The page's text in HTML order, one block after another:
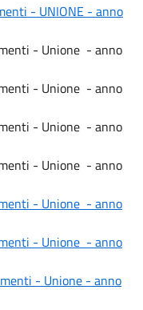
- UNIONE - anno
- Unione - anno
- Unione - anno
- Unione - anno
- Unione - anno
- Unione - anno
- Unione - anno
- Unione - anno